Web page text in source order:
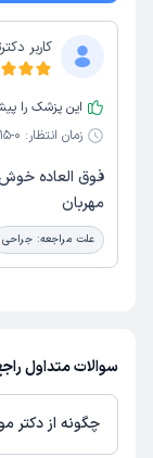
کاربر
این پزشک را
زمان انتظار: 0-15 دقیقه
فوق العاده خوش
مهربان
علت مراجعه: جراحی
سوالات متداول
چگونه از دکتر